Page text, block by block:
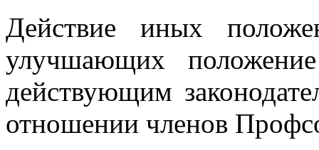
Действие иных
улучшающих
действующим
отношении членов